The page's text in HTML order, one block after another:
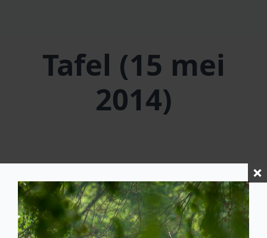
Tafel (15 mei
2014)